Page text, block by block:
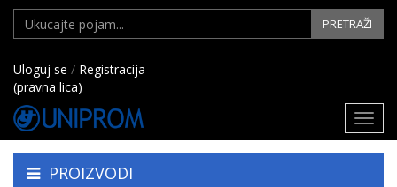
PRETRAŽI
Uloguj se / Registracija
(pravna lica)
PROIZVODI